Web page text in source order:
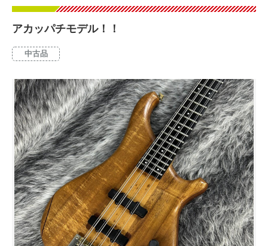
アカッパチモデル！！
中古品